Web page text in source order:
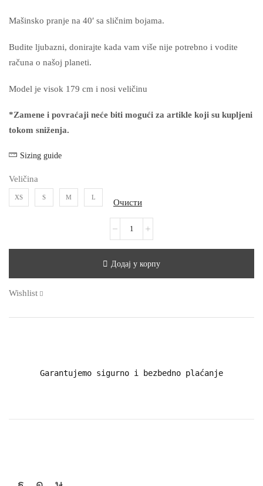
Mašinsko pranje na 40′ sa sličnim bojama.
Budite ljubazni, donirajte kada vam više nije potrebno i vodite
računa o našoj planeti.
Model je visok 179 cm i nosi veličinu
*Zamene i povraćaji neće biti mogući za artikle koji su kupljeni
tokom sniženja.
Sizing guide
Veličina
XS S M L
Очисти
Додај у корпу
Wishlist
Garantujemo sigurno i bezbedno plaćanje